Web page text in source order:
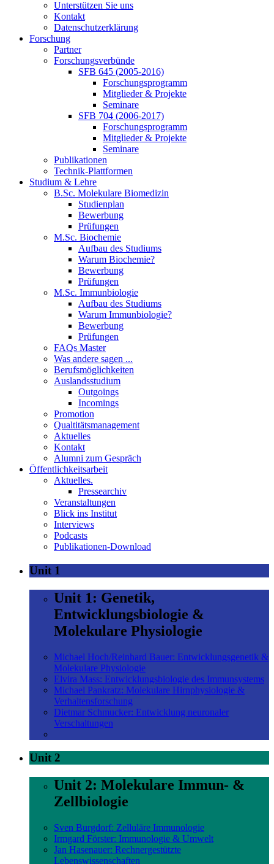
Unterstützen Sie uns
Kontakt
Datenschutzerklärung
Forschung
Partner
Forschungsverbünde
SFB 645 (2005-2016)
Forschungsprogramm
Mitglieder & Projekte
Seminare
SFB 704 (2006-2017)
Forschungsprogramm
Mitglieder & Projekte
Seminare
Publikationen
Technik-Plattformen
Studium & Lehre
B.Sc. Molekulare Biomedizin
Studienplan
Bewerbung
Prüfungen
M.Sc. Biochemie
Aufbau des Studiums
Warum Biochemie?
Bewerbung
Prüfungen
M.Sc. Immunbiologie
Aufbau des Studiums
Warum Immunbiologie?
Bewerbung
Prüfungen
FAQs Master
Was andere sagen ...
Berufsmöglichkeiten
Auslandsstudium
Outgoings
Incomings
Promotion
Qualtitätsmanagement
Aktuelles
Kontakt
Alumni zum Gespräch
Öffentlichkeitsarbeit
Aktuelles.
Pressearchiv
Veranstaltungen
Blick ins Institut
Interviews
Podcasts
Publikationen-Download
Unit 1
Unit 1: Genetik,
Entwicklungsbiologie &
Molekulare Physiologie
Michael Hoch/Reinhard Bauer: Entwicklungsgenetik &
Molekulare Physiologie
Elvira Mass: Entwicklungsbiologie des Immunsystems
Michael Pankratz: Molekulare Hirnphysiologie &
Verhaltensforschung
Dietmar Schmucker: Entwicklung neuronaler
Verschaltungen
Unit 2
Unit 2: Molekulare Immun- &
Zellbiologie
Sven Burgdorf: Zelluläre Immunologie
Irmgard Förster: Immunologie & Umwelt
Jan Hasenauer: Rechnergestützte
Lebenswissenschaften